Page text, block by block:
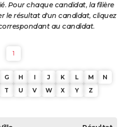
Pour chaque candidat, la filière
le résultat d'un candidat, cliquez
au candidat.
1
G H I J K L M
N
T U V W X Y Z